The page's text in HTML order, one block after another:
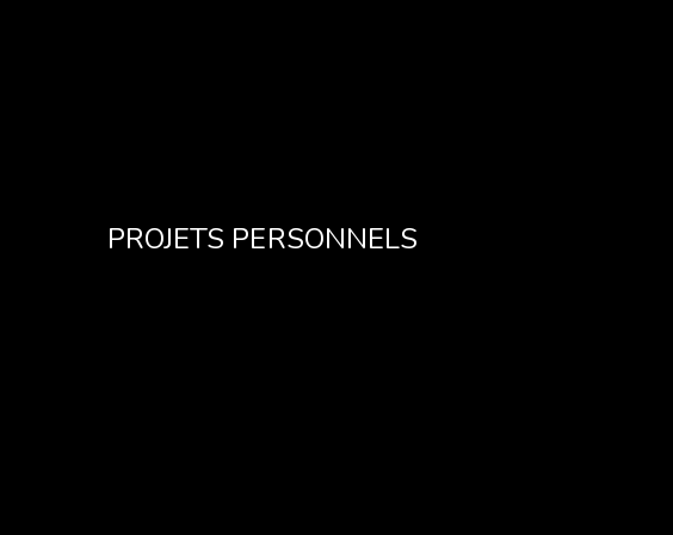
PROJETS PERSONNELS